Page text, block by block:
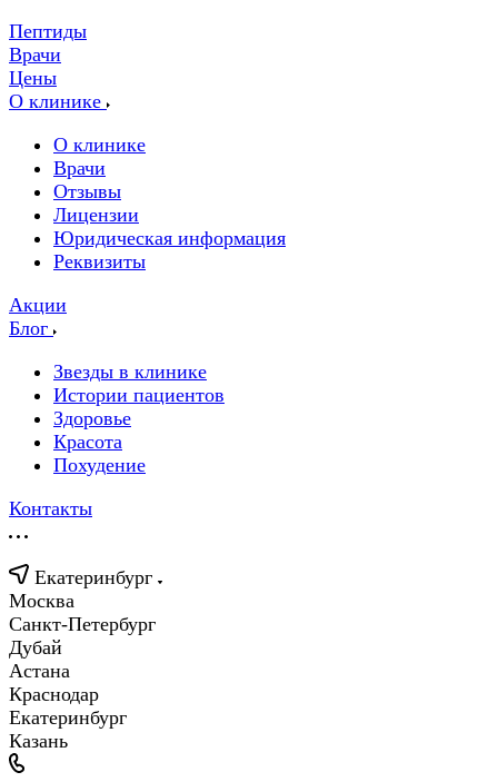
Пептиды
Врачи
Цены
О клинике
О клинике
Врачи
Отзывы
Лицензии
Юридическая информация
Реквизиты
Акции
Блог
Звезды в клинике
Истории пациентов
Здоровье
Красота
Похудение
Контакты
Екатеринбург
Москва
Санкт-Петербург
Дубай
Астана
Краснодар
Екатеринбург
Казань